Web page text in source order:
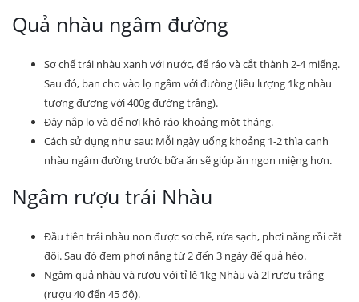
Quả nhàu ngâm đường
Sơ chế trái nhàu xanh với nước, để ráo và cắt thành 2-4 miếng.
Sau đó, bạn cho vào lọ ngâm với đường (liều lượng 1kg nhàu
tương đương với 400g đường trắng).
Đậy nắp lọ và để nơi khô ráo khoảng một tháng.
Cách sử dụng như sau: Mỗi ngày uống khoảng 1-2 thìa canh
nhàu ngâm đường trước bữa ăn sẽ giúp ăn ngon miệng hơn.
Ngâm rượu trái Nhàu
Đầu tiên trái nhàu non được sơ chế, rửa sạch, phơi nắng rồi cắt
đôi. Sau đó đem phơi nắng từ 2 đến 3 ngày để quả héo.
Ngâm quả nhàu và rượu với tỉ lệ 1kg Nhàu và 2l rượu trắng
(rượu 40 đến 45 độ).